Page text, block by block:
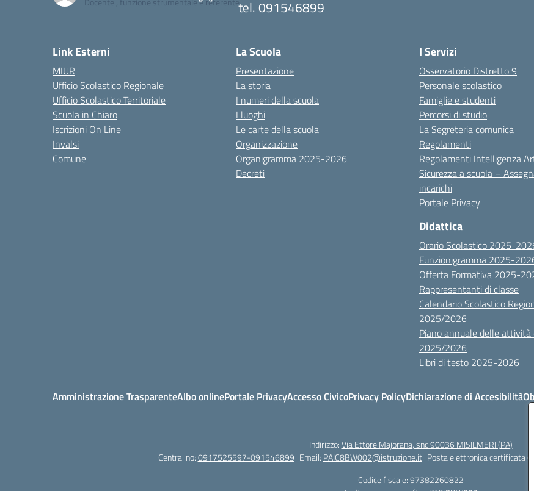
tel. 091546899
Link Esterni
MIUR
Ufficio Scolastico Regionale
Ufficio Scolastico Territoriale
Scuola in Chiaro
Iscrizioni On Line
Invalsi
Comune
La Scuola
Presentazione
La storia
I numeri della scuola
I luoghi
Le carte della scuola
Organizzazione
Organigramma 2025-2026
Decreti
I Servizi
Osservatorio Distretto 9
Personale scolastico
Famiglie e studenti
Percorsi di studio
La Segreteria comunica
Regolamenti
Regolamenti Intelligenza
Sicurezza a scuola –
incarichi
Portale Privacy
Didattica
Orario Scolastico 2025-
Funzionigramma 2025-
Offerta Formativa 2025-
Rappresentanti di classe
Calendario Scolastico
2025/2026
Piano annuale delle attività
2025/2026
Libri di testo 2025-2026
Amministrazione TrasparenteAlbo onlinePortale PrivacyAccesso CivicoPrivacy PolicyDichiarazione di Accesibilità
Indirizzo:Via Ettore Majorana, snc 90036 MISILMERI (PA)
Centralino:0917525597-091546899 Email: PAIC8BW002@istruzione.it Posta elettronica certificata
Codice fiscale: 97382260822